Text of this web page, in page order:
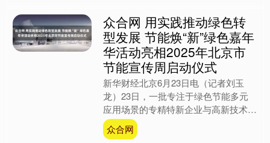
众合网 用实践推动绿色转
型发展 节能焕“新”绿色嘉年
华活动亮相2025年北京市
节能宣传周启动仪式
新华财经北京6月23日电（记者刘玉
龙）23日，一批专注于绿色节能多元
应用场景的专精特新企业与高新技术企
业，抓住低碳“风口”，亮相2025年北京
市节能宣传周启动仪....
众合网